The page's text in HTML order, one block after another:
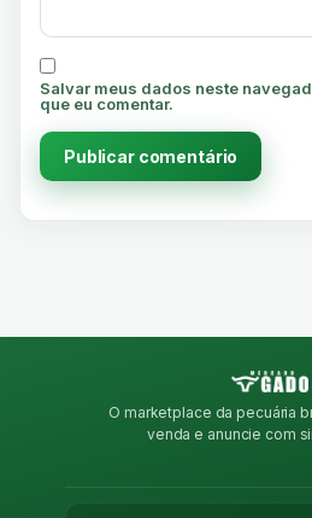
Salvar meus dados neste
que eu comentar.
O marketplace da pecuária
venda e anuncie com